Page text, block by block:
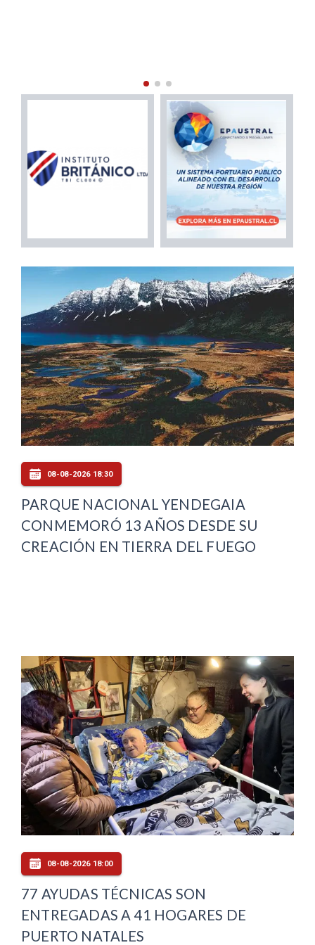
08-08-2026 18:30
PARQUE NACIONAL YENDEGAIA
CONMEMORÓ 13 AÑOS DESDE SU
CREACIÓN EN TIERRA DEL FUEGO
08-08-2026 18:00
77 AYUDAS TÉCNICAS SON
ENTREGADAS A 41 HOGARES DE
PUERTO NATALES